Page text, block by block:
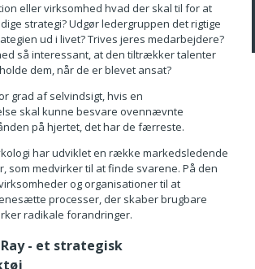
eller virksomhed hvad der skal til for at
strategi? Udgør ledergruppen det rigtige
ud i livet? Trives jeres medarbejdere?
så interessant, at den tiltrækker talenter
dem, når de er blevet ansat?
grad af selvindsigt, hvis en
skal kunne besvare ovennævnte
på hjertet, det har de færreste.
har udviklet en række markedsledende
som medvirker til at finde svarene. På den
og organisationer til at
processer, der skaber brugbare
radikale forandringer.
- et strategisk